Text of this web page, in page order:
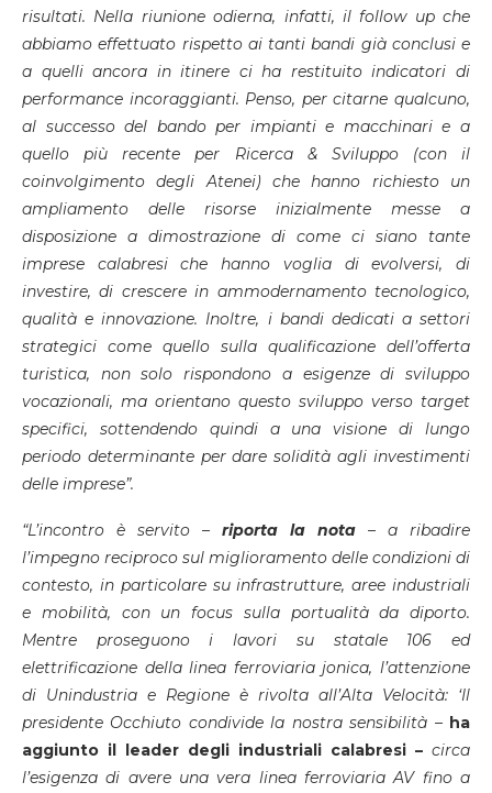
risultati. Nella riunione odierna, infatti, il follow up che
abbiamo effettuato rispetto ai tanti bandi già conclusi e
a quelli ancora in itinere ci ha restituito indicatori di
performance incoraggianti. Penso, per citarne qualcuno,
al successo del bando per impianti e macchinari e a
quello più recente per Ricerca & Sviluppo (con il
coinvolgimento degli Atenei) che hanno richiesto un
ampliamento delle risorse inizialmente messe a
disposizione a dimostrazione di come ci siano tante
imprese calabresi che hanno voglia di evolversi, di
investire, di crescere in ammodernamento tecnologico,
qualità e innovazione. Inoltre, i bandi dedicati a settori
strategici come quello sulla qualificazione dell’offerta
turistica, non solo rispondono a esigenze di sviluppo
vocazionali, ma orientano questo sviluppo verso target
specifici, sottendendo quindi a una visione di lungo
periodo determinante per dare solidità agli investimenti
delle imprese”.
“L’incontro è servito – riporta la nota – a ribadire
l’impegno reciproco sul miglioramento delle condizioni di
contesto, in particolare su infrastrutture, aree industriali
e mobilità, con un focus sulla portualità da diporto.
Mentre proseguono i lavori su statale 106 ed
elettrificazione della linea ferroviaria jonica, l’attenzione
di Unindustria e Regione è rivolta all’Alta Velocità: ‘Il
presidente Occhiuto condivide la nostra sensibilità – ha
aggiunto il leader degli industriali calabresi – circa
l’esigenza di avere una vera linea ferroviaria AV fino a